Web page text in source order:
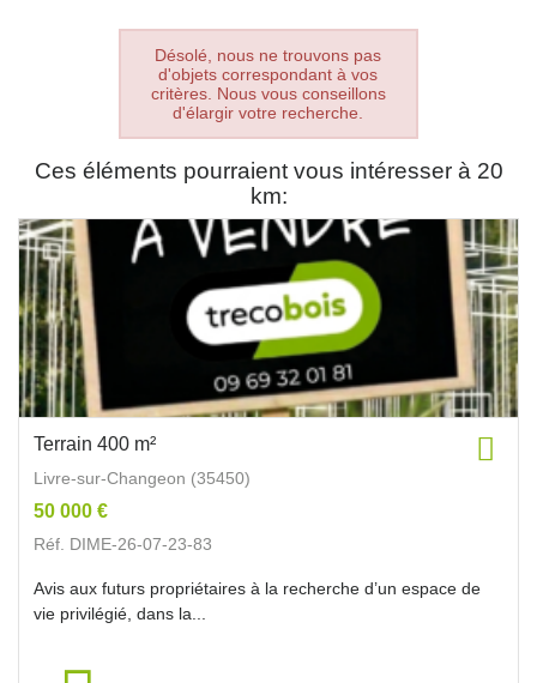
Désolé, nous ne trouvons pas
d'objets correspondant à vos
critères. Nous vous conseillons
d'élargir votre recherche.
Ces éléments pourraient vous intéresser à 20
km:
Terrain 400 m²
Livre-sur-Changeon (35450)
50 000 €
Réf. DIME-26-07-23-83
Avis aux futurs propriétaires à la recherche d’un espace de
vie privilégié, dans la...